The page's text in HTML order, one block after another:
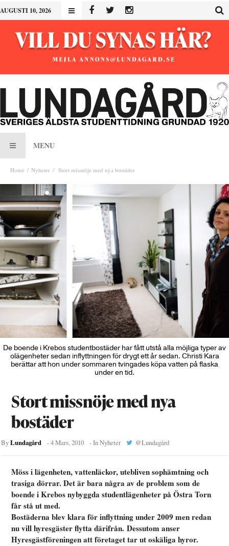
AUGUSTI 10, 2026
MENU
Home Nyheter Stort missnöje med nya bostäder
De boende i Krebos studentbostäder har fått utstå alla möjliga typer av
olägenheter sedan inflyttningen för drygt ett år sedan. Christi Kara
berättar att hon under sommaren tvingades köpa vatten på flaska
under en tid.
Stort missnöje med nya
bostäder
ByLundagård -4 Mars, 2010 - InNyheter @Lundagård
Möss i lägenheten, vattenläckor, utebliven sophämtning och
trasiga dörrar. Det är bara några av de problem som de
boende i Krebos nybyggda studentlägenheter på Östra Torn
får stå ut med.
Bostäderna blev klara för inflyttning under 2009 men redan
nu vill hyresgäster flytta därifrån. Dessutom anser
Hyresgästföreningen att företaget tar ut oskäliga hyror.